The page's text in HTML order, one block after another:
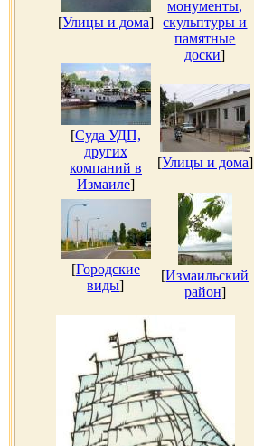
[Улицы и дома]
монументы,
скульптуры и
памятные
доски]
[Суда УДП,
других
компаний в
Измаиле]
[Улицы и дома]
[Городские
виды]
[Измаильский
район]